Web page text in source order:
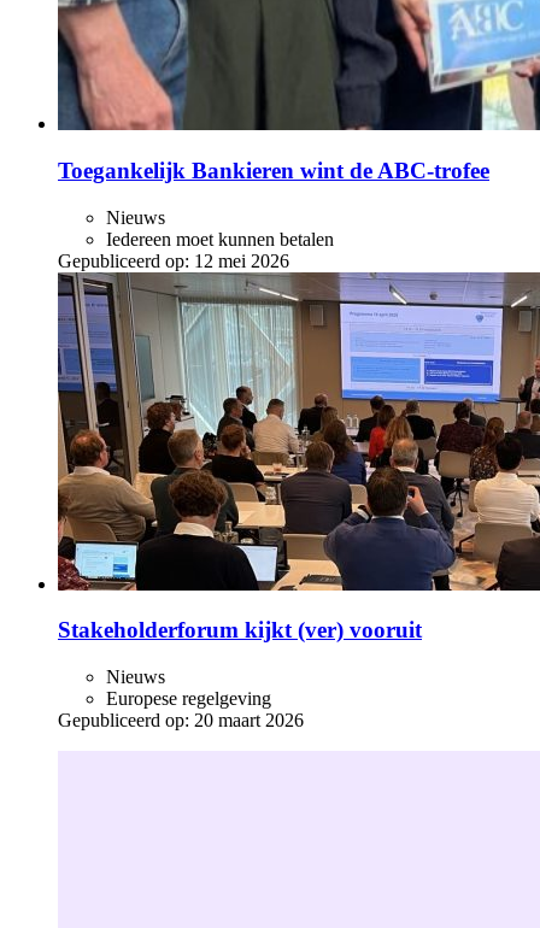
Toegankelijk Bankieren wint de ABC‑trofee
Nieuws
Iedereen moet kunnen betalen
Gepubliceerd op: 12 mei 2026
Stakeholderforum kijkt (ver) vooruit
Nieuws
Europese regelgeving
Gepubliceerd op: 20 maart 2026